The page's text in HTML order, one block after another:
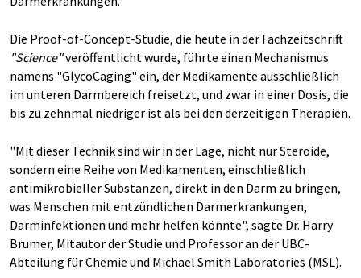
Die Proof-of-Concept-Studie, die heute in der Fachzeitschrift
"Science"veröffentlicht wurde, führte einen Mechanismus
namens "GlycoCaging" ein, der Medikamente ausschließlich
im unteren Darmbereich freisetzt, und zwar in einer Dosis, die
bis zu zehnmal niedriger ist als bei den derzeitigen Therapien.
"Mit dieser Technik sind wir in der Lage, nicht nur Steroide,
sondern eine Reihe von Medikamenten, einschließlich
antimikrobieller Substanzen, direkt in den Darm zu bringen,
was Menschen mit entzündlichen Darmerkrankungen,
Darminfektionen und mehr helfen könnte", sagte Dr. Harry
Brumer, Mitautor der Studie und Professor an der UBC-
Abteilung für Chemie und Michael Smith Laboratories (MSL).